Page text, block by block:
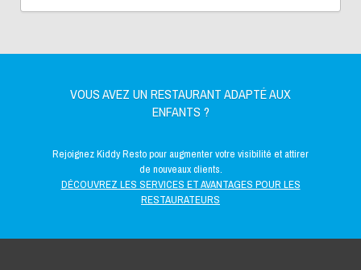
VOUS AVEZ UN RESTAURANT ADAPTÉ AUX
ENFANTS ?
Rejoignez Kiddy Resto pour augmenter votre visibilité et attirer
de nouveaux clients.
DÉCOUVREZ LES SERVICES ET AVANTAGES POUR LES
RESTAURATEURS